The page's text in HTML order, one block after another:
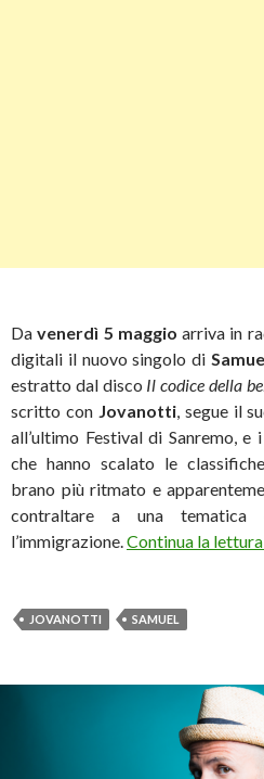
Davenerdì 5 maggio arriva in
digitali il nuovo singolo di
estratto dal disco Il codice della
scritto con Jovanotti, segue il
all’ultimo Festival di Sanremo, e
che hanno scalato le
brano più ritmato e
contraltare a una tematica
l’immigrazione. Continua la
JOVANOTTI SAMUEL